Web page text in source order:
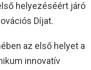
helyezéséért járó
Díjat.
az első helyet a
innovatív